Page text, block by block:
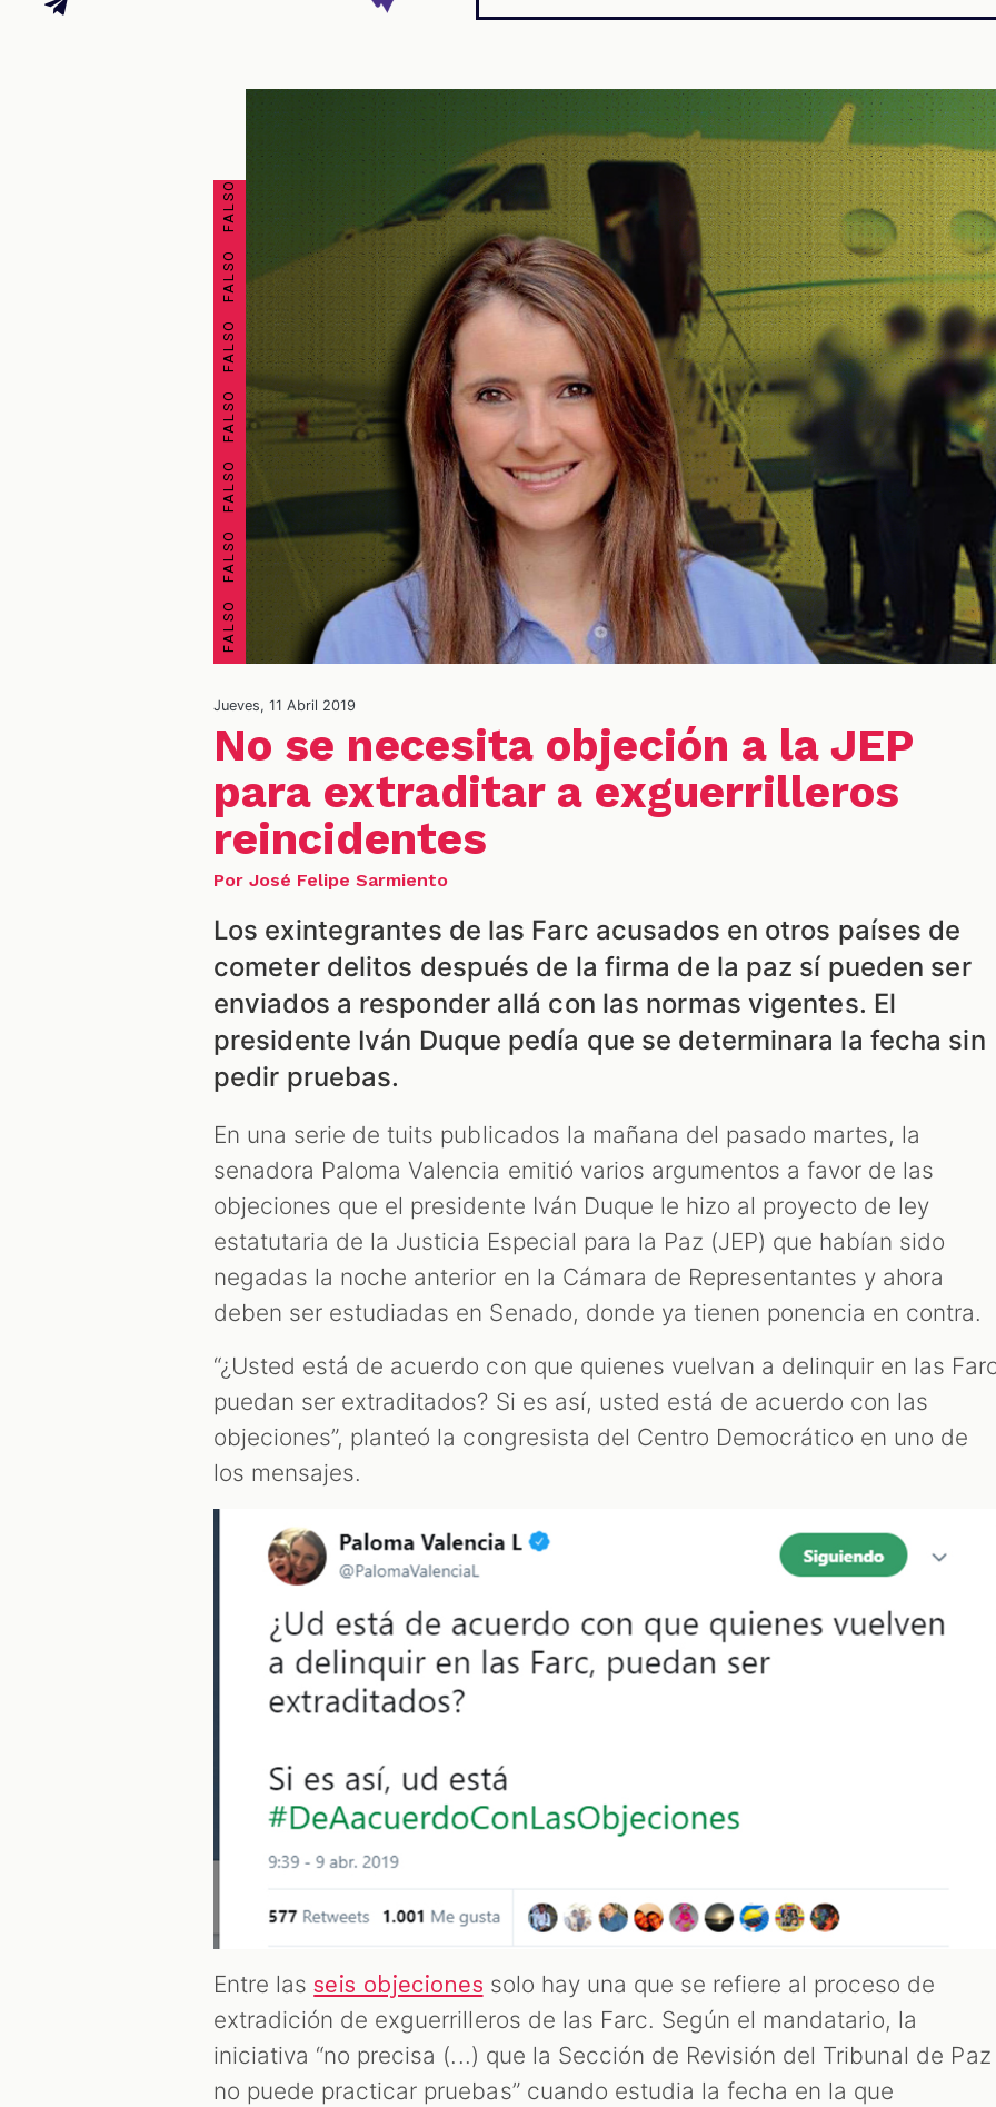
FALSO FALSO FALSO FALSO FALSO FALSO FALSO FALSO
Jueves, 11 Abril 2019
No se necesita objeción a la JEP
para extraditar a exguerrilleros
reincidentes
Por José Felipe Sarmiento
Los exintegrantes de las Farc acusados en otros países de
cometer delitos después de la firma de la paz sí pueden ser
enviados a responder allá con las normas vigentes. El
presidente Iván Duque pedía que se determinara la fecha sin
pedir pruebas.
En una serie de tuits publicados la mañana del pasado martes, la
senadora Paloma Valencia emitió varios argumentos a favor de las
objeciones que el presidente Iván Duque le hizo al proyecto de ley
estatutaria de la Justicia Especial para la Paz (JEP) que habían sido
negadas la noche anterior en la Cámara de Representantes y ahora
deben ser estudiadas en Senado, donde ya tienen ponencia en contra.
“¿Usted está de acuerdo con que quienes vuelvan a delinquir en las
puedan ser extraditados? Si es así, usted está de acuerdo con las
objeciones”, planteó la congresista del Centro Democrático en uno de
los mensajes.
Entre lasseis objeciones solo hay una que se refiere al proceso de
extradición de exguerrilleros de las Farc. Según el mandatario, la
iniciativa “no precisa (...) que la Sección de Revisión del Tribunal de Paz
no puede practicar pruebas” cuando estudia la fecha en la que